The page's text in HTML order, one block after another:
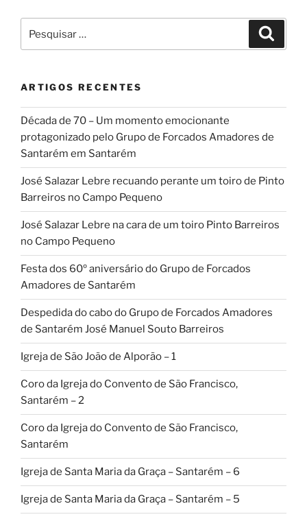
por:
ARTIGOS RECENTES
Década de 70 – Um momento emocionante
protagonizado pelo Grupo de Forcados Amadores de
Santarém em Santarém
José Salazar Lebre recuando perante um toiro de Pinto
Barreiros no Campo Pequeno
José Salazar Lebre na cara de um toiro Pinto Barreiros
no Campo Pequeno
Festa dos 60º aniversário do Grupo de Forcados
Amadores de Santarém
Despedida do cabo do Grupo de Forcados Amadores
de Santarém José Manuel Souto Barreiros
Igreja de São João de Alporão – 1
Coro da Igreja do Convento de São Francisco,
Santarém – 2
Coro da Igreja do Convento de São Francisco,
Santarém
Igreja de Santa Maria da Graça – Santarém – 6
Igreja de Santa Maria da Graça – Santarém – 5